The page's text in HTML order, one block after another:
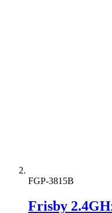
FGP-3815B
Frisby